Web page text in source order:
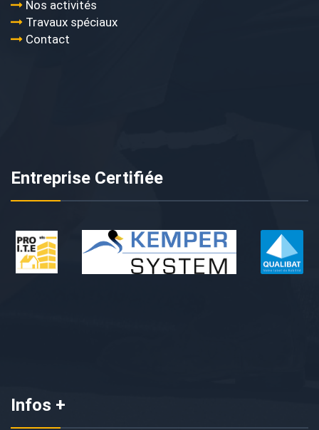
Nos activités
Travaux spéciaux
Contact
Entreprise Certifiée
Infos +